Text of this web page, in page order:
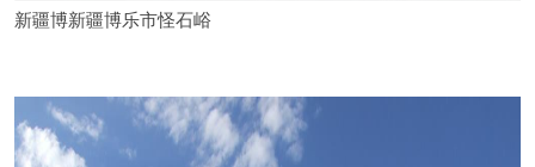
新疆博新疆博乐市怪石峪